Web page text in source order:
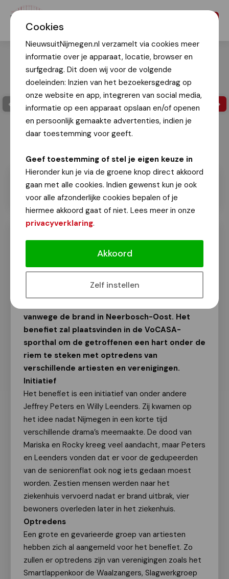
Cookies
NieuwsuitNijmegen.nl verzamelt via cookies meer
informatie over je apparaat, locatie, browser en
surfgedrag. Dit doen wij voor de volgende
doeleinden: Inzien van het bezoekersgedrag op
onze website en app, integreren van social media,
informatie op een apparaat opslaan en/of openen
en persoonlijk gemaakte advertenties, indien je
daar toestemming voor geeft.
Geef toestemming of stel je eigen keuze in
Hieronder kun je via de groene knop direct akkoord
gaan met alle cookies. Indien gewenst kun je ook
voor alle afzonderlijke cookies bepalen of je
hiermee akkoord gaat of niet. Lees meer in onze
privacyverklaring.
Akkoord
Zelf instellen
Benefiet voor getroffenen brand
Van onze redactie
vanwege de brand in Neerbosch-Oost. Het
benefiet zal plaatsvinden in de VoCASA-
sporthal om de getroffenen een hart onder de
riem te steken met optredens van
verschillende artiesten en verenigingen.
Initiatief
Het benefiet is een initiatief van onder andere
Jeffrey Peters en Willy Leenders. Zij kwamen op
het idee nadat Nijmegen in een korte tijd
verschillende drama’s meemaakte. De dood van
Mariska en Rocky kreeg veel aandacht, maar Peters
en Leenders vonden dat er voor de gedupeerden
van de seniorenflat ook nog iets gedaan moest
worden. Zestien mensen werden naar het
ziekenhuis vervoerd nadat er brand uitbrak, vier
bewoners overleden later in het ziekenhuis.
Optredens
Een grote en gevarieerde groep van artiesten
hebben zich al aangemeld voor het benefiet. Zo
zullen er optredens zijn van verenigingen zoals het
Smartlappenkoor de Waalzangers, Slagwerkgroep